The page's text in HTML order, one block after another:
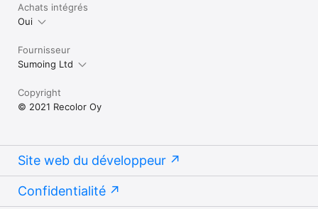
Achats intégrés
Oui
Fournisseur
Sumoing Ltd
Copyright
© 2021 Recolor Oy
Site web du développeur
Confidentialité